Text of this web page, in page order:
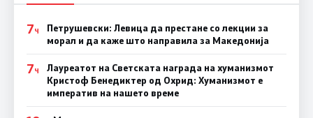
7Ч
Петрушевски: Левица да престане со лекции за
морал и да каже што направила за Македонија
7Ч
Лауреатот на Светската награда на хуманизмот
Кристоф Бенедиктер од Охрид: Хуманизмот е
императив на нашето време